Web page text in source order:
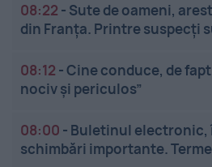
08:22 - Sute de oameni,
din Franța. Printre suspecți
08:12 -Cine conduce, de
nociv și periculos”
08:00 - Buletinul electronic,
schimbări importante.